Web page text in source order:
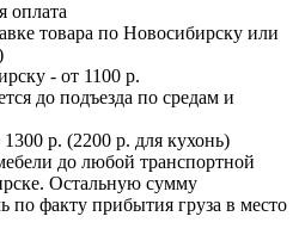
оплата
товара по Новосибирску или
- от 1100 р.
до подъезда по средам и
р. (2200 р. для кухонь)
до любой транспортной
Остальную сумму
по факту прибытия груза в место